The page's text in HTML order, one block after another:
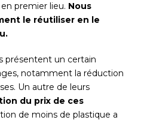
premier lieu. Nous
le réutiliser en le
présentent un certain
notamment la réduction
Un autre de leurs
du prix de ces
de moins de plastique a